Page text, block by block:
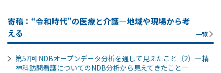
寄稿：“令和時代”の医療と介護―地域や現場から考
える
一覧
第57回 NDBオープンデータ分析を通して見えたこと（2）―精
神科訪問看護についてのNDB分析から見えてきたこと―